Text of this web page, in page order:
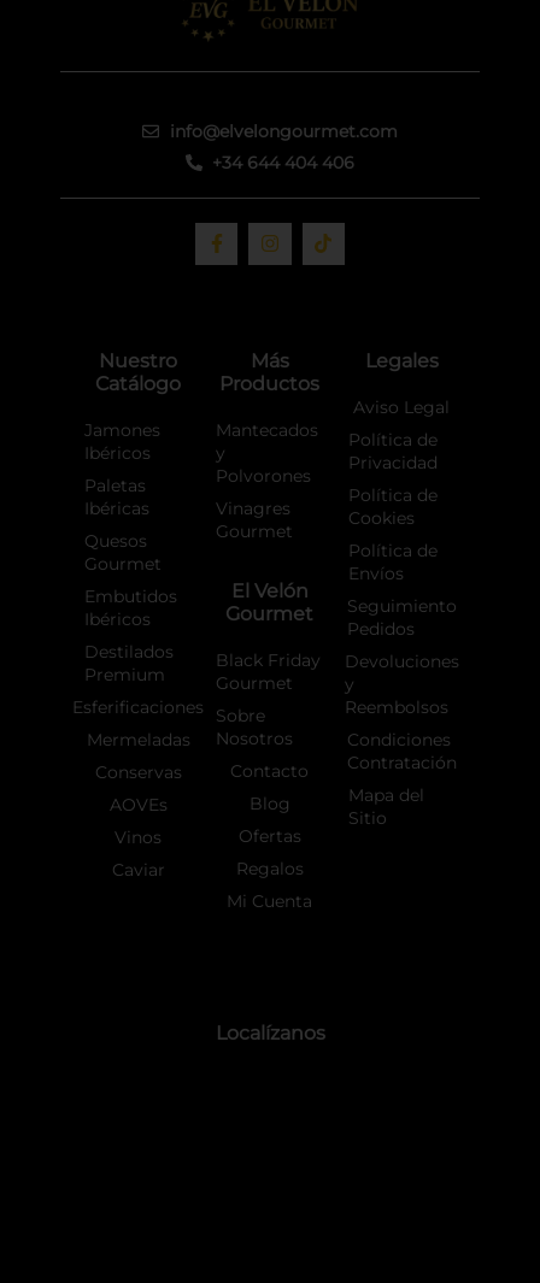
info@elvelongourmet.com
+34 644 404 406
F
a
c
-
I
n
s
a
m
T
i
k
Nuestro
Catálogo
Jamones
Ibéricos
Paletas
Ibéricas
Quesos
Gourmet
Embutidos
Ibéricos
Destilados
Premium
Esferificaciones
Mermeladas
Conservas
AOVEs
Vinos
Caviar
Más
Productos
Mantecados
y
Polvorones
Vinagres
Gourmet
El Velón
Gourmet
Black Friday
Gourmet
Sobre
Nosotros
Contacto
Blog
Ofertas
Regalos
Mi Cuenta
Legales
Aviso Legal
Política de
Privacidad
Política de
Cookies
Política de
Envíos
Seguimiento
Pedidos
Devoluciones
y
Reembolsos
Condiciones
Contratación
Mapa del
Sitio
Localízanos